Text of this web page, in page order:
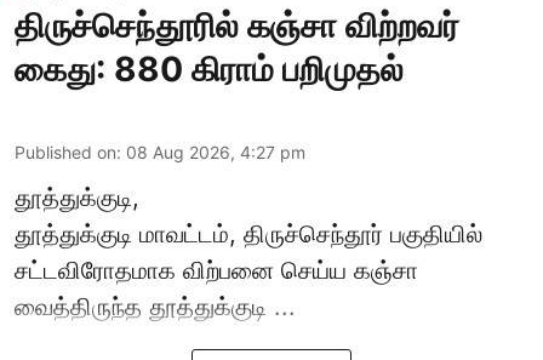
திருச்செந்தூரில் கஞ்சா விற்றவர்
கைது: 880 கிராம் பறிமுதல்
Published on: 08 Aug 2026, 4:27 pm
தூத்துக்குடி,
தூத்துக்குடி மாவட்டம், திருச்செந்தூர் பகுதியில்
சட்டவிரோதமாக விற்பனை செய்ய கஞ்சா
வைத்திருந்த தூத்துக்குடி ...